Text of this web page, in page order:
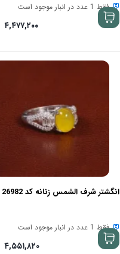
فقط 1 عدد در انبار موجود است
۴,۴۷۷,۲۰۰
انگشتر شرف الشمس زنانه کد 26982
فقط 1 عدد در انبار موجود است
۴,۵۵۱,۸۲۰